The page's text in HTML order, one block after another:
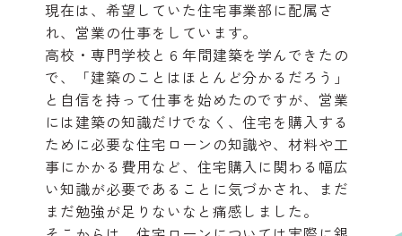
現在は、希望していた住宅事業部に配属さ
れ、営業の仕事をしています。
高校・専門学校と６年間建築を学んできたの
で、「建築のことはほとんど分かるだろう」
と自信を持って仕事を始めたのですが、営業
には建築の知識だけでなく、住宅を購入する
ために必要な住宅ローンの知識や、材料や工
事にかかる費用など、住宅購入に関わる幅広
い知識が必要であることに気づかされ、まだ
まだ勉強が足りないなと痛感しました。